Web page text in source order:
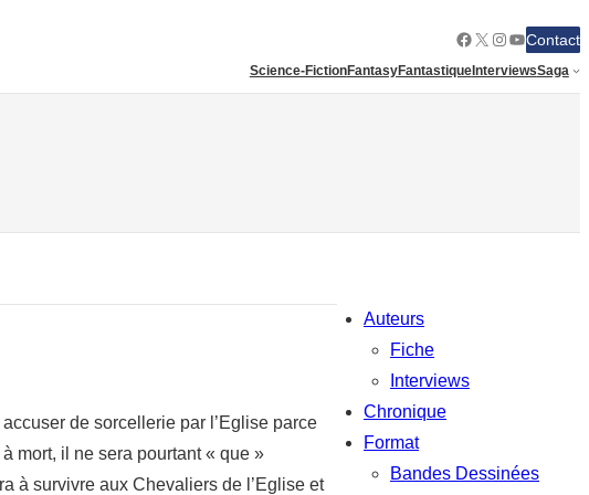
Facebook
X Instagram
YouTube
Contact
Science-FictionFantasyFantastiqueInterviewsSaga
de sorcellerie par l’Eglise parce
mort, il ne sera pourtant « que »
à survivre aux Chevaliers de l’Eglise et
Auteurs
Fiche
Interviews
Chronique
Format
Bandes Dessinées